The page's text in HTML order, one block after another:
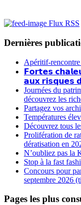
Flux RSS
Dernières
Apéritif-rencontre
𝗙𝗼𝗿𝘁𝗲𝘀
𝗮𝘂𝘅 𝗿𝗶𝘀𝗾𝘂𝗲𝘀
Journées du
découvrez les
Partagez vos
Températures
Découvrez tous
Prolifération de
dératisation en
N’oubliez pas la
Stop à la fast
Concours pour
septembre 2026
Pages les plus